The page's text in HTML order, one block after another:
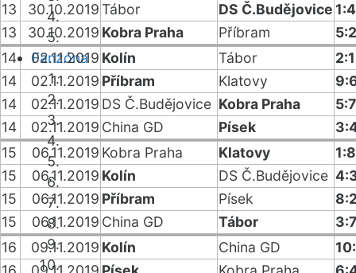
Fanzóna
13
30.10.2019Tábor DS Č.Budějovice 1:4
13
30.10.2019 Kobra Praha Příbram
5:2
14
02.11.2019 Kolín Tábor
2:1
14
02.11.2019 Příbram Klatovy
14
02.11.2019 DS Č.Budějovice Kobra Praha
5:7
14
02.11.2019 China GD Písek
15
06.11.2019 Kobra Praha Klatovy
1:8
15
06.11.2019 Kolín DS Č.Budějovice
15
06.11.2019 Příbram Písek
15
06.11.2019 China GD Tábor
3:7
16
09.11.2019 Kolín China GD